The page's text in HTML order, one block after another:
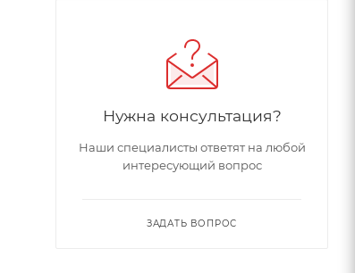
Нужна консультация?
Наши специалисты ответят на любой
интересующий вопрос
ЗАДАТЬ ВОПРОС